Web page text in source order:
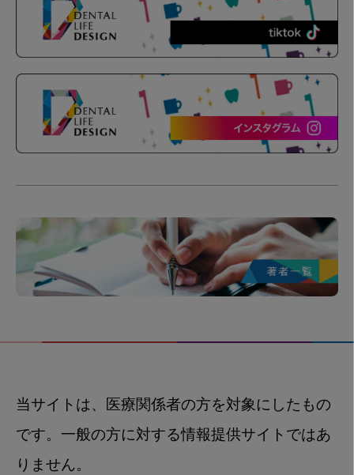
当サイトは、医療関係者の方を対象にしたもの
です。一般の方に対する情報提供サイトではあ
りません。